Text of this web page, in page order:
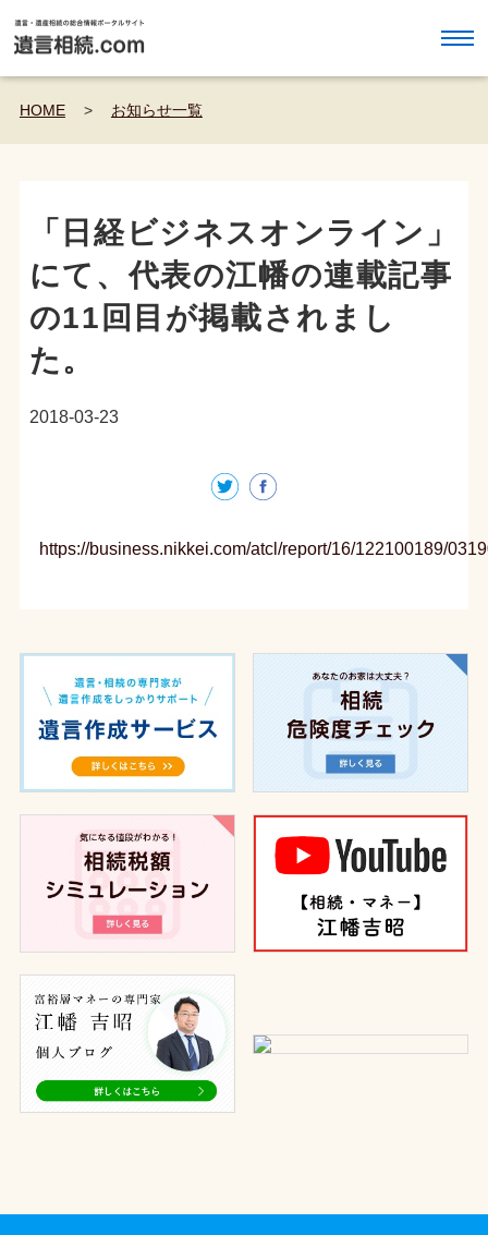
HOME > お知らせ一覧
「日経ビジネスオンライン」
にて、代表の江幡の連載記事
の11回目が掲載されまし
た。
2018-03-23
https://business.nikkei.com/atcl/report/16/122100189/